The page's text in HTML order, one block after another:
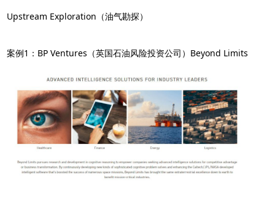
Upstream Exploration（油气勘探）
案例1：BP Ventures（英国石油风险投资公司）Beyond Limits